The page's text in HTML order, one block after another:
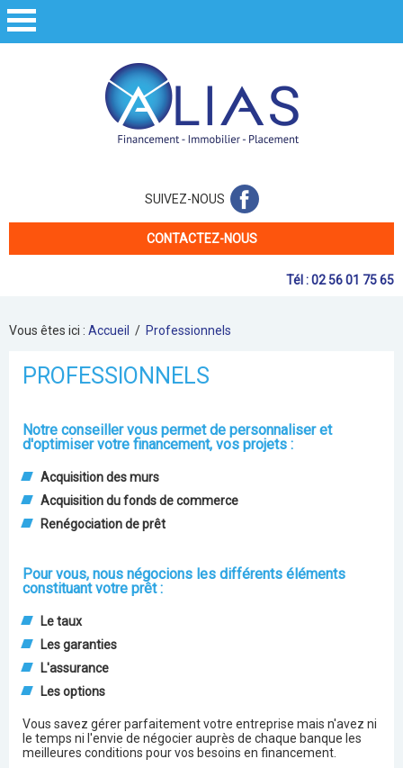
SUIVEZ-NOUS
CONTACTEZ-NOUS
Tél : 02 56 01 75 65
Professionnels
Vous êtes ici : Accueil / Professionnels
PROFESSIONNELS
Notre conseiller vous permet de personnaliser et
d'optimiser votre financement, vos projets :
Acquisition des murs
Acquisition du fonds de commerce
Renégociation de prêt
Pour vous, nous négocions les différents éléments
constituant votre prêt :
Le taux
Les garanties
L'assurance
Les options
Vous savez gérer parfaitement votre entreprise mais n'avez ni
le temps ni l'envie de négocier auprès de chaque banque les
meilleures conditions pour vos besoins en financement.